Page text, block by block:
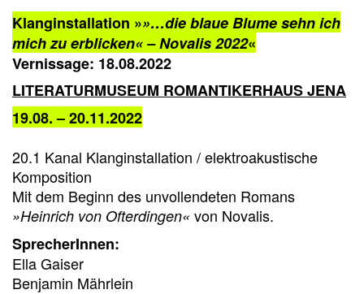
Klanginstallation »»…die blaue Blume sehn ich
mich zu erblicken« – Novalis 2022«
Vernissage: 18.08.2022
LITERATURMUSEUM ROMANTIKERHAUS JENA
19.08. – 20.11.2022
20.1 Kanal Klanginstallation / elektroakustische
Komposition
Mit dem Beginn des unvollendeten Romans
»Heinrich von Ofterdingen« von Novalis.
SprecherInnen:
Ella Gaiser
Benjamin Mährlein